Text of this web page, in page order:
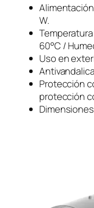
W.
60°C /
Uso en
Protección
protección